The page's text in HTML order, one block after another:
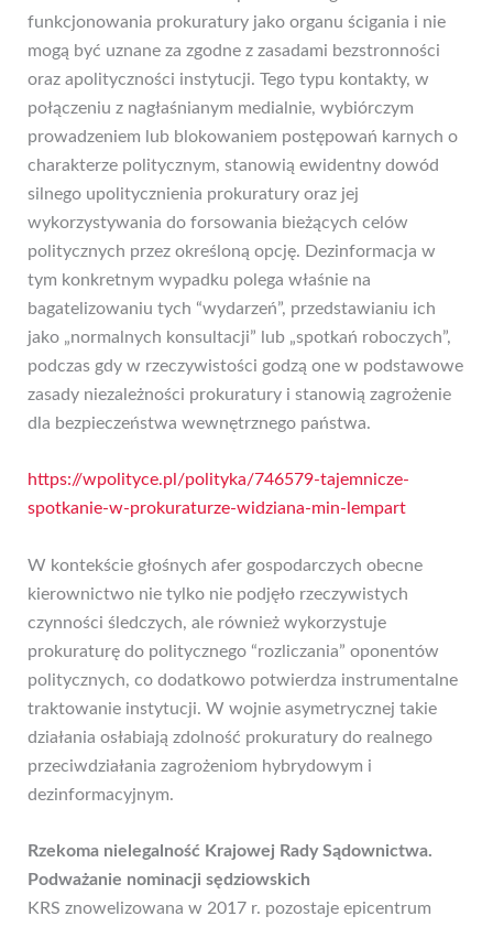
funkcjonowania prokuratury jako organu ścigania i nie
mogą być uznane za zgodne z zasadami bezstronności
oraz apolityczności instytucji. Tego typu kontakty, w
połączeniu z nagłaśnianym medialnie, wybiórczym
prowadzeniem lub blokowaniem postępowań karnych o
charakterze politycznym, stanowią ewidentny dowód
silnego upolitycznienia prokuratury oraz jej
wykorzystywania do forsowania bieżących celów
politycznych przez określoną opcję. Dezinformacja w
tym konkretnym wypadku polega właśnie na
bagatelizowaniu tych “wydarzeń”, przedstawianiu ich
jako „normalnych konsultacji” lub „spotkań roboczych”,
podczas gdy w rzeczywistości godzą one w podstawowe
zasady niezależności prokuratury i stanowią zagrożenie
dla bezpieczeństwa wewnętrznego państwa.
https://wpolityce.pl/polityka/746579-tajemnicze-
spotkanie-w-prokuraturze-widziana-min-lempart
W kontekście głośnych afer gospodarczych obecne
kierownictwo nie tylko nie podjęło rzeczywistych
czynności śledczych, ale również wykorzystuje
prokuraturę do politycznego “rozliczania” oponentów
politycznych, co dodatkowo potwierdza instrumentalne
traktowanie instytucji. W wojnie asymetrycznej takie
działania osłabiają zdolność prokuratury do realnego
przeciwdziałania zagrożeniom hybrydowym i
dezinformacyjnym.
Rzekoma nielegalność Krajowej Rady Sądownictwa.
Podważanie nominacji sędziowskich
KRS znowelizowana w 2017 r. pozostaje epicentrum